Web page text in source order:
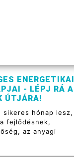
ENERGETIKAI
- LÉPJ RÁ A
ÚTJÁRA!
sikeres hónap lesz,
fejlődésnek,
az anyagi